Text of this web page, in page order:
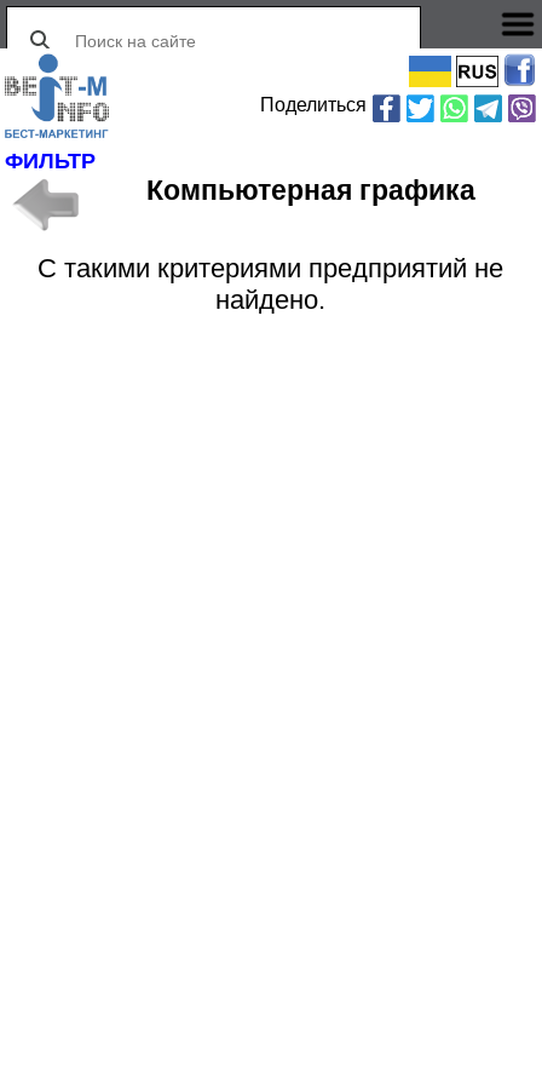
Поделиться
ФИЛЬТР
Компьютерная графика
С такими критериями предприятий не
найдено.